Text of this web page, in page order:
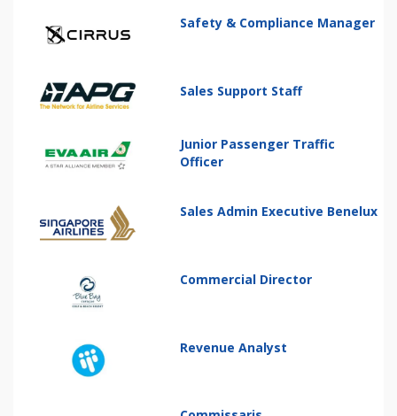
Safety & Compliance Manager
Sales Support Staff
Junior Passenger Traffic
Officer
Sales Admin Executive Benelux
Commercial Director
Revenue Analyst